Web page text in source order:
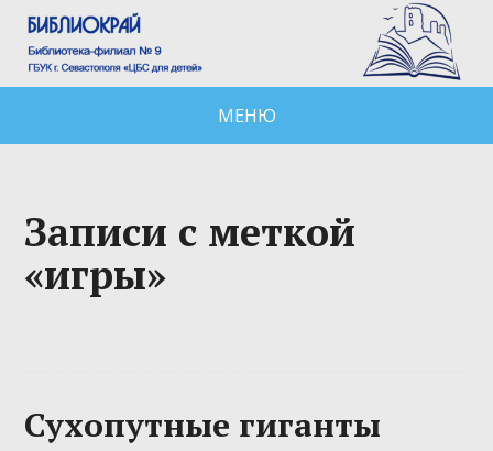
МЕНЮ
Записи с меткой
«игры»
Сухопутные гиганты